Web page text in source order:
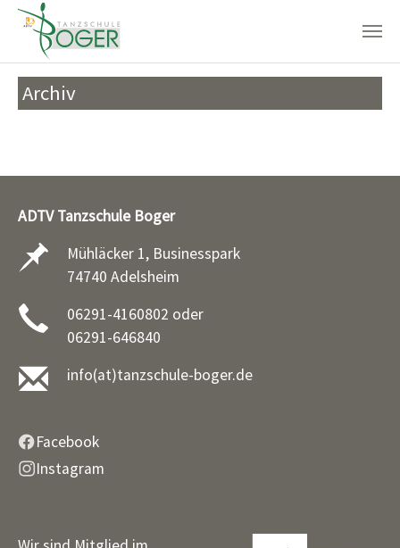
Zum Hauptinhalt springen
Archiv
ADTV Tanzschule Boger
Mühläcker 1, Businesspark
74740 Adelsheim
06291-4160802 oder
06291-646840
info(at)tanzschule-boger.de
Facebook
Instagram